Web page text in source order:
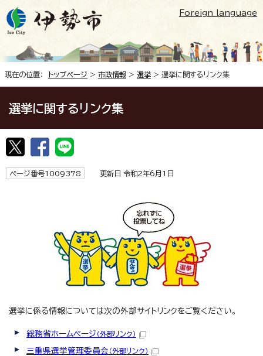
Foreign language
現在の位置： トップページ > 市政情報 > 選挙 > 選挙に関するリンク集
選挙に関するリンク集
ページ番号1009378 更新日 令和2年6月1日
選挙に係る情報については次の外部サイトリンクをご覧ください。
総務省ホームページ （外部リンク）
三重県選挙管理委員会（外部リンク）